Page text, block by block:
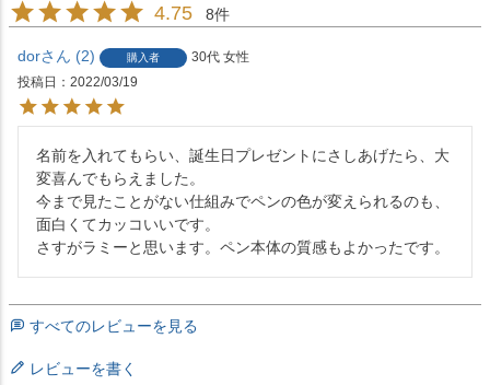
4.75 8
dor 2 購入者 30代 女性
投稿日
2022/03/19
名前を入れてもらい、誕生日プレゼントにさしあげたら、大
変喜んでもらえました。
今まで見たことがない仕組みでペンの色が変えられるのも、
面白くてカッコいいです。
さすがラミーと思います。ペン本体の質感もよかったです。
すべてのレビューを見る
レビューを書く